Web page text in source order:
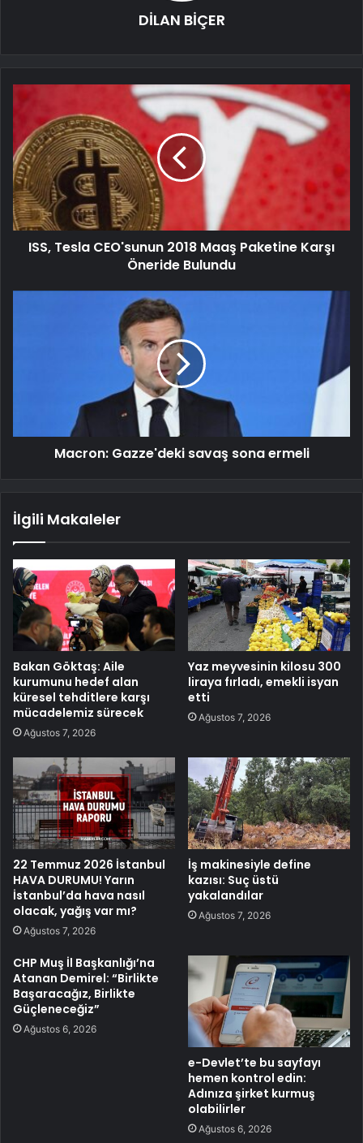
DİLAN BİÇER
ISS, Tesla CEO'sunun 2018 Maaş Paketine Karşı
Öneride Bulundu
Macron: Gazze'deki savaş sona ermeli
İlgili Makaleler
Bakan Göktaş: Aile
kurumunu hedef alan
küresel tehditlere karşı
mücadelemiz sürecek
Ağustos 7, 2026
Yaz meyvesinin kilosu 300
liraya fırladı, emekli isyan
etti
Ağustos 7, 2026
22 Temmuz 2026 İstanbul
HAVA DURUMU! Yarın
İstanbul’da hava nasıl
olacak, yağış var mı?
Ağustos 7, 2026
İş makinesiyle define
kazısı: Suç üstü
yakalandılar
Ağustos 7, 2026
CHP Muş İl Başkanlığı’na
Atanan Demirel: “Birlikte
Başaracağız, Birlikte
Güçleneceğiz”
Ağustos 6, 2026
e-Devlet’te bu sayfayı
hemen kontrol edin:
Adınıza şirket kurmuş
olabilirler
Ağustos 6, 2026